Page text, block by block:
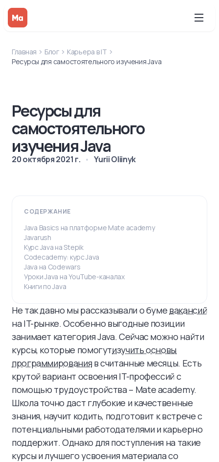
Главная Блог
Карьера в IT
Ресурсы для самостоятельного изучения Java
Ресурсы для
самостоятельного
изучения Java
20 октября 2021 г. Yurii Oliinyk
СОДЕРЖАНИЕ
Java Basics на платформе Mate academy
Javarush
Курс Java на Stepik
Codecademy: курс Java
Java на Codewars
Уроки Java на YouTube-каналах
Книги по Java
Не так давно мы рассказывали о буме вакансий
на IT-рынке. Особенно выгодные позиции
занимает категория Java. Сейчас можно найти
курсы, которые помогутизучить основы
программированияв считанные месяцы. Есть
крутой вариант освоения IT-профессий с
помощью трудоустройства – Mate academy.
Школа точно даст глубокие и качественные
знания, научит кодить, подготовит к встрече с
потенциальными работодателями и карьерно
поддержит. Однако для поступления на такие
курсы и лучшего усвоения материала со